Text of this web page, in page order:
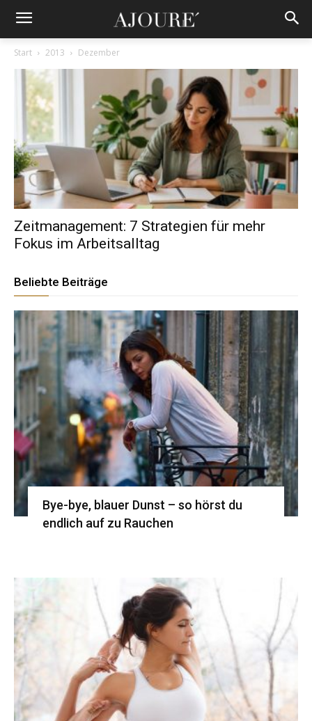
Start 2013 Dezember
Zeitmanagement: 7 Strategien für mehr
Fokus im Arbeitsalltag
Beliebte Beiträge
Bye-bye, blauer Dunst – so hörst du
endlich auf zu Rauchen